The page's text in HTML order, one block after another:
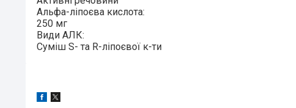
Альфа-ліпоєва кислота:
250 мг
Види АЛК:
Суміш S- та R-ліпоєвої к-ти